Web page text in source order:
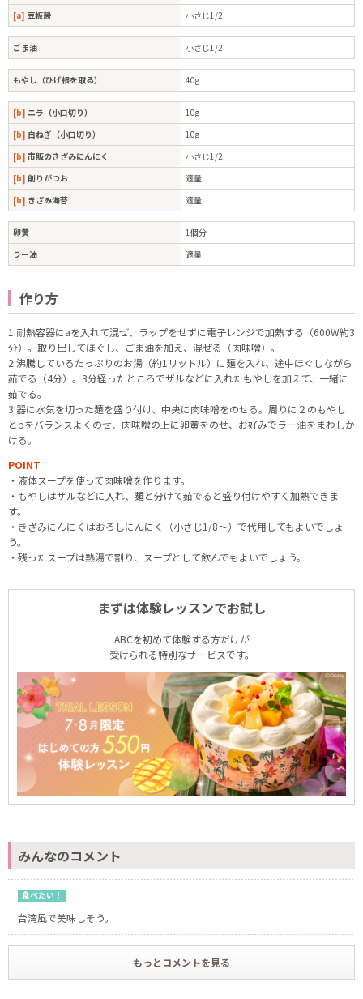
[a] 豆板醤 小さじ1/2
ごま油 小さじ1/2
もやし（ひげ根を取る） 40g
[b] ニラ（小口切り）
10g
[b] 白ねぎ（小口切り）
10g
[b] 市販のきざみにんにく
小さじ1/2
[b] 削りがつお
適量
[b] きざみ海苔 適量
卵黄
1個分
ラー油
適量
作り方
1.耐熱容器にaを入れて混ぜ、ラップをせずに電子レンジで加熱する（600W約3
分）。取り出してほぐし、ごま油を加え、混ぜる（肉味噌）。
2.沸騰しているたっぷりのお湯（約1リットル）に麺を入れ、途中ほぐしながら
茹でる（4分）。3分経ったところでザルなどに入れたもやしを加えて、一緒に
茹でる。
3.器に水気を切った麺を盛り付け、中央に肉味噌をのせる。周りに２のもやし
とbをバランスよくのせ、肉味噌の上に卵黄をのせ、お好みでラー油をまわしか
ける。
POINT
・液体スープを使って肉味噌を作ります。
・もやしはザルなどに入れ、麺と分けて茹でると盛り付けやすく加熱できま
す。
・きざみにんにくはおろしにんにく（小さじ1/8～）で代用してもよいでしょ
う。
・残ったスープは熱湯で割り、スープとして飲んでもよいでしょう。
まずは体験レッスンでお試し
ABCを初めて体験する方だけが
受けられる特別なサービスです。
みんなのコメント
食べたい！
台湾風で美味しそう。
もっとコメントを見る